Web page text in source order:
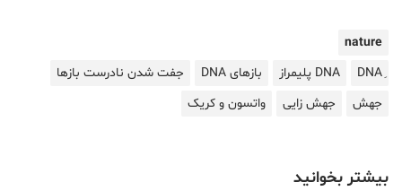
nature
DNA پلیمراز بازهای DNA
جفت شدن نادرست بازها
جهش
جهش زایی واتسون و کریک
بیشتر بخوانید